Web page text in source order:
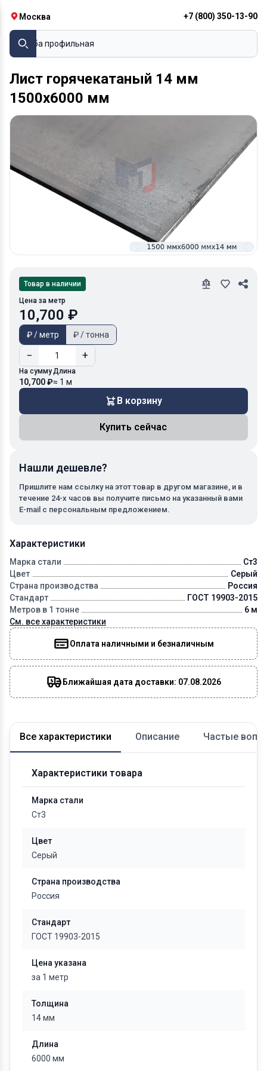
Москва +7 (800) 350-13-90
Труба профильная
Лист горячекатаный 14 мм
1500х6000 мм
Характеристики
Марка стали
Ст3
Цвет
Серый
Страна производства
Россия
Стандарт
ГОСТ 19903-2015
Метров в 1 тонне
6 м
См. все характеристики
Оплата наличными и безналичным
Ближайшая дата доставки: 07.08.2026
Товар в наличии
Цена за метр
10,700 ₽
₽ / метр ₽ / тонна
− +
На сумму
10,700 ₽
Длина
≈ 1 м
В корзину
Купить сейчас
Нашли дешевле?
Пришлите нам ссылку на этот товар в другом магазине, и в
течение 24-х часов вы получите письмо на указанный вами
E-mail с персональным предложением.
Все характеристики Описание Частые
Характеристики товара
Марка стали
Ст3
Цвет
Серый
Страна производства
Россия
Стандарт
ГОСТ 19903-2015
Цена указана
за 1 метр
Толщина
14 мм
Длина
6000 мм